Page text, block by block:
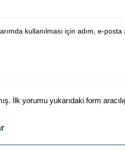
kullanılması için adım, e-
İlk yorumu yukarıdaki form